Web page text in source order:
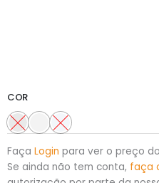
COR
Faça Login para ver o preço
Se ainda não tem conta, faça